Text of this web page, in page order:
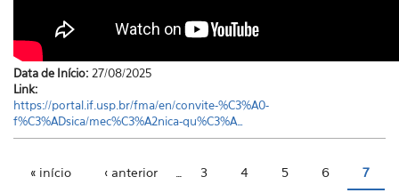
Data de Início: 27/08/2025
Link:
https://portal.if.usp.br/fma/en/convite-%C3%A0-
f%C3%ADsica/mec%C3%A2nica-qu%C3%A…
« início ‹ anterior 3 4 5 6 7